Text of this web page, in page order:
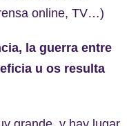
online, TV…)
la guerra entre
u os resulta